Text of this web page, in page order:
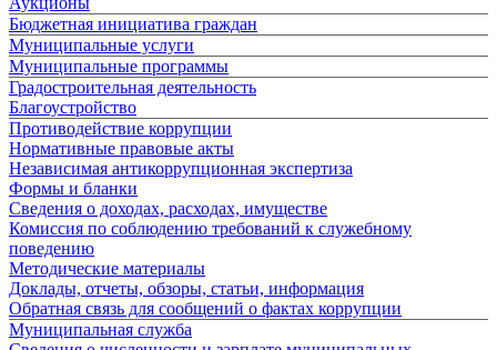
Бюджетная инициатива граждан
Муниципальные услуги
Муниципальные программы
Градостроительная деятельность
Благоустройство
Противодействие коррупции
Нормативные правовые акты
Независимая антикоррупционная экспертиза
Формы и бланки
Сведения о доходах, расходах, имуществе
Комиссия по соблюдению требований к служебному
поведению
Методические материалы
Доклады, отчеты, обзоры, статьи, информация
Обратная связь для сообщений о фактах коррупции
Муниципальная служба